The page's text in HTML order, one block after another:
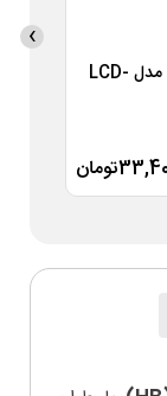
شومینه برقی مدل LCD-
›